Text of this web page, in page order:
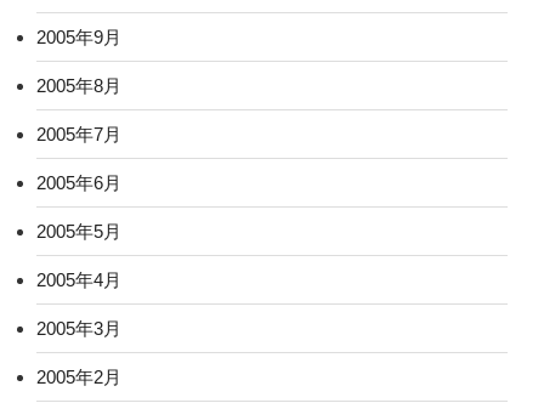
2005年9月
2005年8月
2005年7月
2005年6月
2005年5月
2005年4月
2005年3月
2005年2月